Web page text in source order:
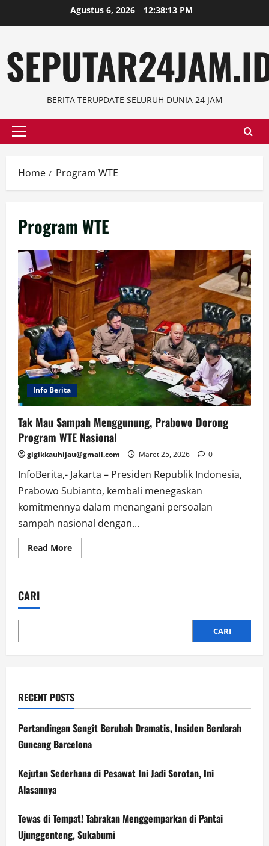
to
Agustus 6, 2026 12:38:13 PM
BERITA TERUPDATE SELURUH DUNIA 24 JAM
Primary
Home Program WTE
Program WTE
Info Berita
Tak Mau Sampah Menggunung, Prabowo Dorong
Program WTE Nasional
gigikkauhijau@gmail.com Maret 25, 2026 0
InfoBerita,- Jakarta – Presiden Republik Indonesia,
Prabowo Subianto, kembali menegaskan
komitmennya dalam menangani persoalan
sampah nasional dengan...
Read MoreRead
more
Prabowo
Program
Nasional
CARI
CARI
RECENT POSTS
Pertandingan Sengit Berubah Dramatis, Insiden Berdarah
Guncang Barcelona
Kejutan Sederhana di Pesawat Ini Jadi Sorotan, Ini
Alasannya
Tewas di Tempat! Tabrakan Menggemparkan di Pantai
Ujunggenteng, Sukabumi